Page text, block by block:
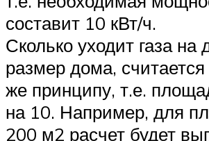
составит 10 кВт/ч.
Сколько уходит газа на
размер дома,
же принципу, т.е.
на 10. Например, для
200 м2 расчет будет